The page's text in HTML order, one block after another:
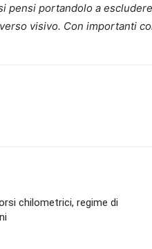
pensi portandolo a
visivo. Con importanti
chilometrici, regime di